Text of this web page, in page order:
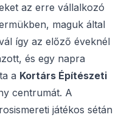
az erre vállalkozó
maguk által
így az előző éveknél
és egy napra
a Kortárs Építészeti
centrumát. A
játékos sétán